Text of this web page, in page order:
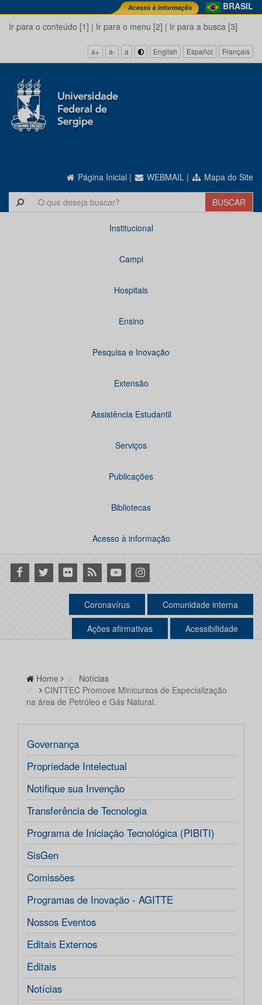
BRASIL
Ir para o conteúdo [1] | Ir para o menu [2] | Ir para a busca [3]
a+ a- a English Español Français
Página Inicial | WEBMAIL | Mapa do Site
Institucional
Campi
Hospitais
Ensino
Pesquisa e Inovação
Extensão
Assistência Estudantil
Serviços
Publicações
Bibliotecas
Acesso à informação
Facebook
Twitter Flickr RSS YoutubeInstagram
Coronavírus Comunidade interna
Ações afirmativas Acessibilidade
Home
Notícias
CINTTEC Promove Minicursos de Especialização
na área de Petróleo e Gás Natural.
Governança
Propriedade Intelectual
Notifique sua Invenção
Transferência de Tecnologia
Programa de Iniciação Tecnológica (PIBITI)
SisGen
Comissões
Programas de Inovação - AGITTE
Nossos Eventos
Editais Externos
Editais
Notícias